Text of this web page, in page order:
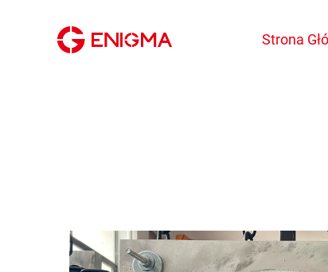
Strona